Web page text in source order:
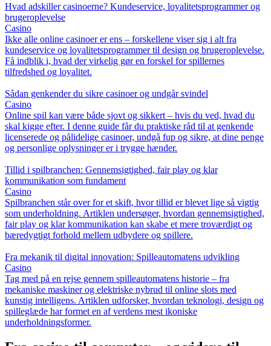
Hvad adskiller casinoerne? Kundeservice, loyalitetsprogrammer og
brugeroplevelse
Casino
Ikke alle online casinoer er ens – forskellene viser sig i alt fra
kundeservice og loyalitetsprogrammer til design og brugeroplevelse.
Få indblik i, hvad der virkelig gør en forskel for spillernes
tilfredshed og loyalitet.
Sådan genkender du sikre casinoer og undgår svindel
Casino
Online spil kan være både sjovt og sikkert – hvis du ved, hvad du
skal kigge efter. I denne guide får du praktiske råd til at genkende
licenserede og pålidelige casinoer, undgå fup og sikre, at dine penge
og personlige oplysninger er i trygge hænder.
Tillid i spilbranchen: Gennemsigtighed, fair play og klar
kommunikation som fundament
Casino
Spilbranchen står over for et skift, hvor tillid er blevet lige så vigtig
som underholdning. Artiklen undersøger, hvordan gennemsigtighed,
fair play og klar kommunikation kan skabe et mere troværdigt og
bæredygtigt forhold mellem udbydere og spillere.
Fra mekanik til digital innovation: Spilleautomatens udvikling
Casino
Tag med på en rejse gennem spilleautomatens historie – fra
mekaniske maskiner og elektriske nybrud til online slots med
kunstig intelligens. Artiklen udforsker, hvordan teknologi, design og
spilleglæde har formet en af verdens mest ikoniske
underholdningsformer.